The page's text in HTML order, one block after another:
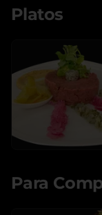
Platos
Para